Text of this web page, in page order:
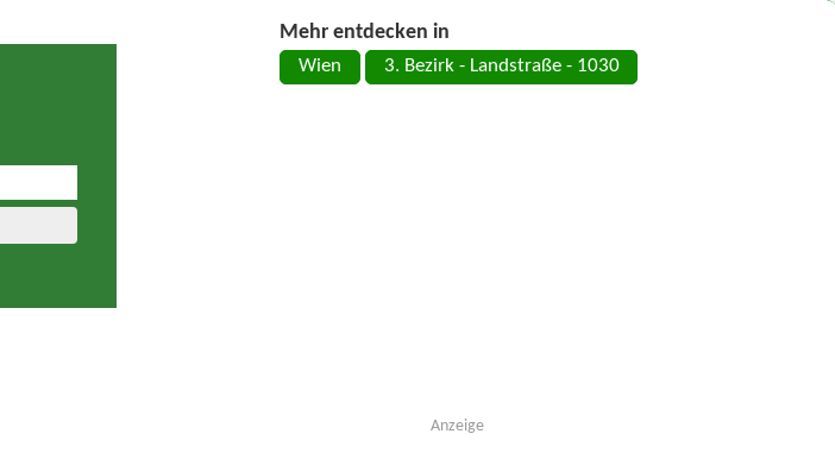
Mehr entdecken in
Wien 3. Bezirk - Landstraße - 1030
Anzeige